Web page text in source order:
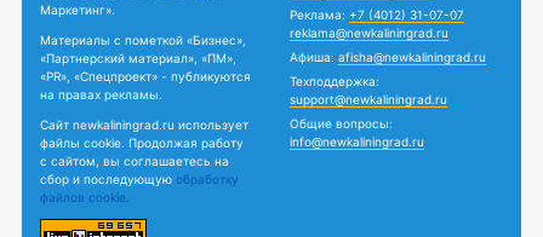
Маркетинг».
Материалы с пометкой «Бизнес»,
«Партнерский материал», «ПМ»,
«PR», «Спецпроект» - публикуются
на правах рекламы.
Сайт newkaliningrad.ru использует
файлы cookie. Продолжая работу
с сайтом, вы соглашаетесь на
сбор и последующую обработку
файлов cookie.
Реклама: +7 (4012) 31-07-07
reklama@newkaliningrad.ru
Афиша: afisha@newkaliningrad.ru
Техподдержка:
support@newkaliningrad.ru
Общие вопросы:
info@newkaliningrad.ru